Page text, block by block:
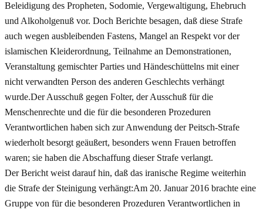
Beleidigung des Propheten, Sodomie, Vergewaltigung, Ehebruch
und Alkoholgenuß vor. Doch Berichte besagen, daß diese Strafe
auch wegen ausbleibenden Fastens, Mangel an Respekt vor der
islamischen Kleiderordnung, Teilnahme an Demonstrationen,
Veranstaltung gemischter Parties und Händeschüttelns mit einer
nicht verwandten Person des anderen Geschlechts verhängt
wurde.Der Ausschuß gegen Folter, der Ausschuß für die
Menschenrechte und die für die besonderen Prozeduren
Verantwortlichen haben sich zur Anwendung der Peitsch-Strafe
wiederholt besorgt geäußert, besonders wenn Frauen betroffen
waren; sie haben die Abschaffung dieser Strafe verlangt.
Der Bericht weist darauf hin, daß das iranische Regime weiterhin
die Strafe der Steinigung verhängt:Am 20. Januar 2016 brachte eine
Gruppe von für die besonderen Prozeduren Verantwortlichen in